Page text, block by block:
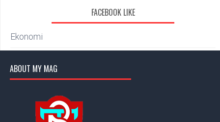
FACEBOOK LIKE
Ekonomi
ABOUT MY MAG